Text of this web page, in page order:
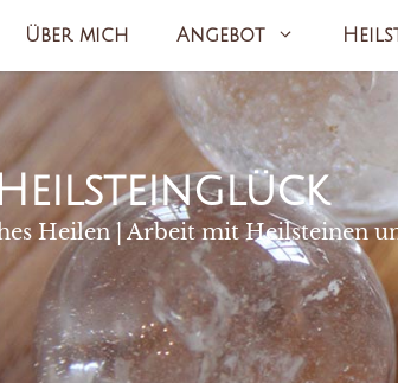
Über mich Angebot
Heilen | Arbeit mit Heilsteinen